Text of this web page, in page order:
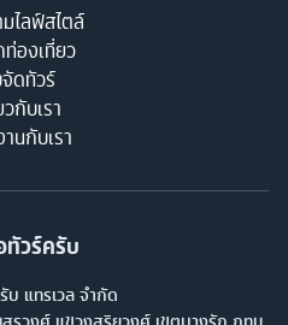
ไลฟ์สไตล์
องเที่ยว
ดทัวร์
กับเรา
นกับเรา
วร์ครับ
บ แทรเวล จำกัด